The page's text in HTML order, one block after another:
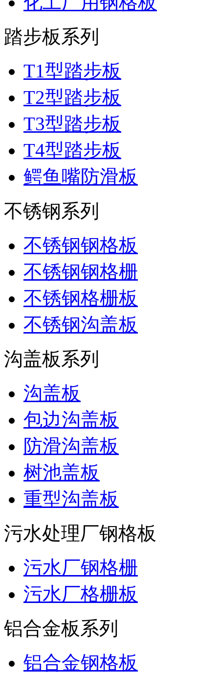
踏步板系列
T1型踏步板
T2型踏步板
T3型踏步板
T4型踏步板
鳄鱼嘴防滑板
不锈钢系列
不锈钢钢格板
不锈钢钢格栅
不锈钢格栅板
不锈钢沟盖板
沟盖板系列
沟盖板
包边沟盖板
防滑沟盖板
树池盖板
重型沟盖板
污水处理厂钢格板
污水厂钢格栅
污水厂格栅板
铝合金板系列
铝合金钢格板